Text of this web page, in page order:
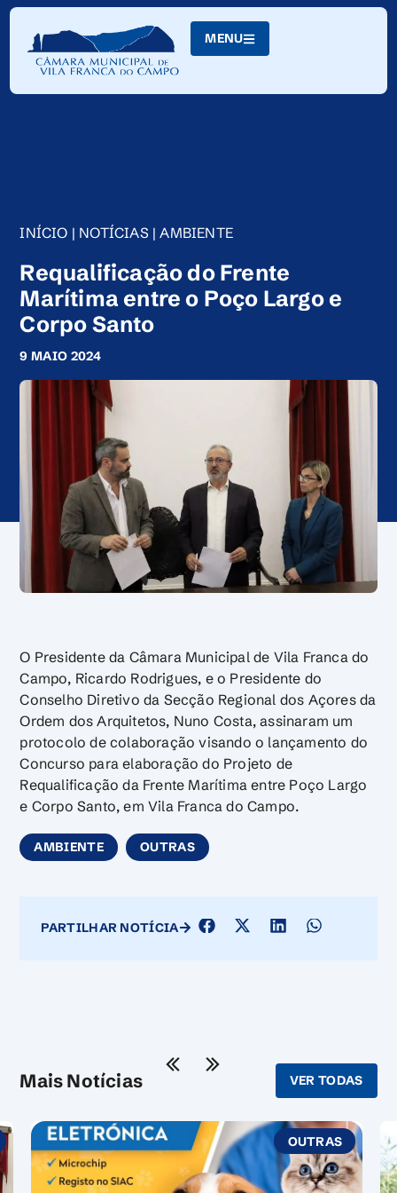
Skip
Content
MENU
INÍCIO | NOTÍCIAS |AMBIENTE
Requalificação do Frente
Marítima entre o Poço Largo e
Corpo Santo
9 MAIO 2024
O Presidente da Câmara Municipal de Vila Franca do
Campo, Ricardo Rodrigues, e o Presidente do
Conselho Diretivo da Secção Regional dos Açores da
Ordem dos Arquitetos, Nuno Costa, assinaram um
protocolo de colaboração visando o lançamento do
Concurso para elaboração do Projeto de
Requalificação da Frente Marítima entre Poço Largo
e Corpo Santo, em Vila Franca do Campo.
AMBIENTE OUTRAS
PARTILHAR NOTÍCIA
Mais Notícias VER TODAS
OUTRAS